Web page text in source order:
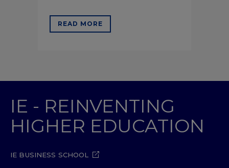
READ MORE
IE - REINVENTING
HIGHER EDUCATION
IE BUSINESS SCHOOL